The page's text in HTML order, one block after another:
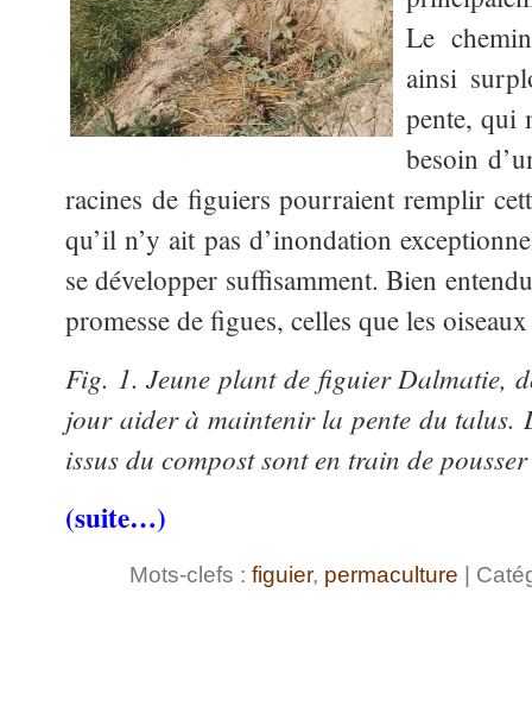
Le
ainsi
pente, qui
besoin
racines de figuiers pourraient remplir
qu’il n’y ait pas d’inondation
se développer suffisamment. Bien
promesse de figues, celles que les
Fig. 1. Jeune plant de figuier Dalmatie,
jour aider à maintenir la pente du talus.
issus du compost sont en train de
(suite…)
Mots-clefs : figuier, permaculture |